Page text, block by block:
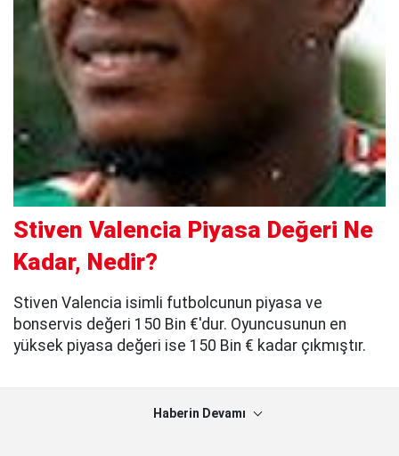
Stiven Valencia Piyasa Değeri Ne
Kadar, Nedir?
Stiven Valencia isimli futbolcunun piyasa ve
bonservis değeri 150 Bin €'dur. Oyuncusunun en
yüksek piyasa değeri ise 150 Bin € kadar çıkmıştır.
Haberin Devamı